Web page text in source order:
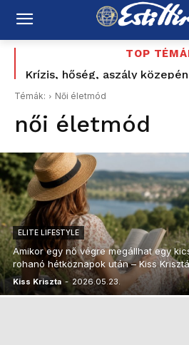
TOP
Krízis, hőség, aszály
vízügyi államtitkár? Kelemen
Felföldi József korábbi nyílt
kéri Magyar Pétert:
Témák: Női életmód
női életmód
ELITE LIFESTYLE
Amikor egy nő végre megállhat egy
rohanó hétköznapok után – Kiss
Kiss Kriszta - 2026.05.23.